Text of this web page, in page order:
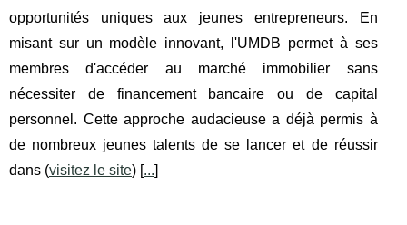
opportunités uniques aux jeunes entrepreneurs. En
misant sur un modèle innovant, l'UMDB permet à ses
membres d'accéder au marché immobilier sans
nécessiter de financement bancaire ou de capital
personnel. Cette approche audacieuse a déjà permis à
de nombreux jeunes talents de se lancer et de réussir
dans (visitez le site) [...]